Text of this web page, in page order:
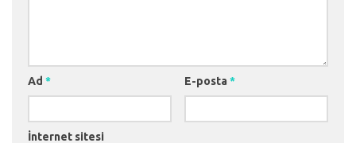
Ad * E-posta *
İnternet sitesi